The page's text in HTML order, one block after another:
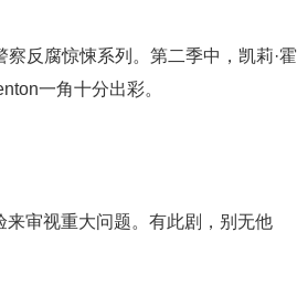
反腐惊悚系列。第二季中，凯莉·霍
一角十分出彩。
审视重大问题。有此剧，别无他